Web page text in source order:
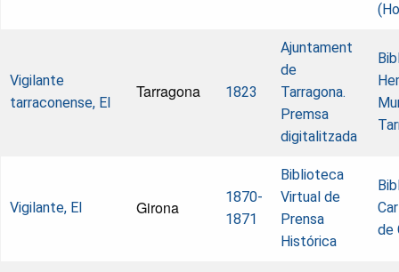
Vigilante
tarraconense, El
Tarragona 1823
Ajuntament
de
Tarragona.
Premsa
digitalitzada
Vigilante, El Girona
1870-
1871
Biblioteca
Virtual de
Prensa
Histórica
de